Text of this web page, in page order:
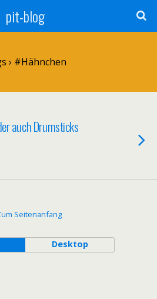
pit-blog
› #Hähnchen
auch Drumsticks
Seitenanfang
Desktop